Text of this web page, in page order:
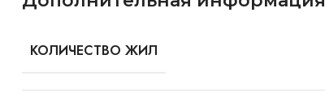
КОЛИЧЕСТВО ЖИЛ